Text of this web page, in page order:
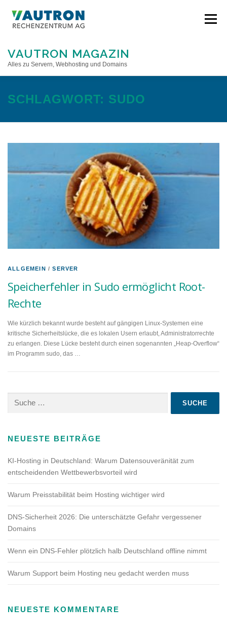
Inhalt
VAUTRON MAGAZIN
Alles zu Servern, Webhosting und Domains
Menü
STARTSEITE
SCHLAGWORT: SUDO
ALLGEMEIN /SERVER
Speicherfehler in Sudo ermöglicht Root-
Rechte
Wie kürzlich bekannt wurde besteht auf gängigen Linux-Systemen eine
kritische Sicherheitslücke, die es lokalen Usern erlaubt, Administratorrechte
zu erlangen. Diese Lücke besteht durch einen sogenannten „Heap-Overflow“
im Programm sudo, das …
nach:
NEUESTE BEITRÄGE
KI-Hosting in Deutschland: Warum Datensouveränität zum
entscheidenden Wettbewerbsvorteil wird
Warum Preisstabilität beim Hosting wichtiger wird
DNS-Sicherheit 2026: Die unterschätzte Gefahr vergessener
Domains
Wenn ein DNS-Fehler plötzlich halb Deutschland offline nimmt
Warum Support beim Hosting neu gedacht werden muss
NEUESTE KOMMENTARE